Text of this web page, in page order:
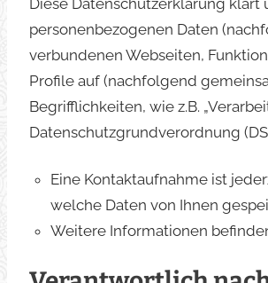
personenbezogenen Daten
verbundenen Webseiten,
Profile auf (nachfolgend
Begrifflichkeiten, wie z.B.
Datenschutzgrundverordnung
Eine Kontaktaufnahme ist
welche Daten von Ihnen
Weitere Informationen